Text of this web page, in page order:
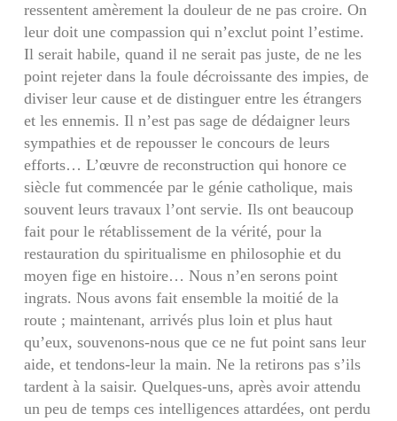
ressentent amè­rement la douleur de ne pas croire. On
leur doit une compassion qui n’exclut point l’estime.
Il serait habile, quand il ne serait pas juste, de ne les
point rejeter dans la foule décroissante des impies, de
diviser leur cause et de distinguer entre les étran­gers
et les ennemis. Il n’est pas sage de dédaigner leurs
sympathies et de repousser le concours de leurs
efforts… L’œuvre de reconstruction qui ho­nore ce
siècle fut commencée par le génie catho­lique, mais
souvent leurs travaux l’ont servie. Ils ont beaucoup
fait pour le rétablissement de la vé­rité, pour la
restauration du spiritualisme en phi­losophie et du
moyen fige en histoire… Nous n’en serons point
ingrats. Nous avons fait ensemble la moitié de la
route ; maintenant, arrivés plus loin et plus haut
qu’eux, souvenons-nous que ce ne fut point sans leur
aide, et tendons-leur la main. Ne la retirons pas s’ils
tardent à la saisir. Quelques-uns, après avoir attendu
un peu de temps ces intelli­gences attardées, ont perdu